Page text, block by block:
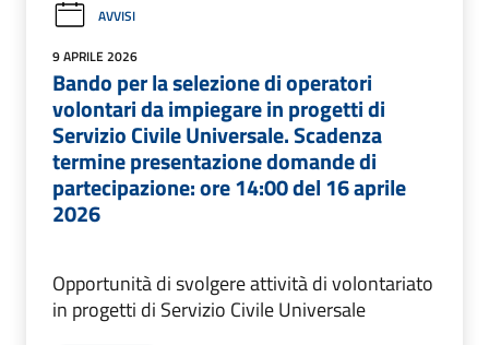
AVVISI
9 APRILE 2026
Bando per la selezione di operatori
volontari da impiegare in progetti di
Servizio Civile Universale. Scadenza
termine presentazione domande di
partecipazione: ore 14:00 del 16 aprile
2026
Opportunità di svolgere attività di volontariato
in progetti di Servizio Civile Universale